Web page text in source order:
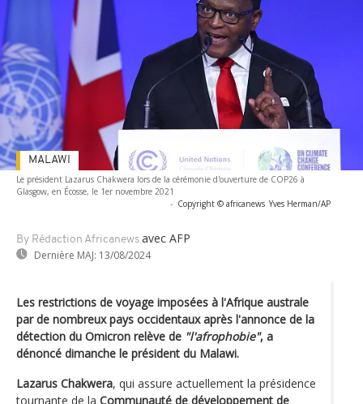
Le président Lazarus Chakwera lors de la cérémonie d'ouverture de COP26 à
Glasgow, en Écosse, le 1er novembre 2021
- Copyright © africanews Yves Herman/AP
By Rédaction Africanews avec AFP
Dernière MAJ: 13/08/2024
MALAWI
Les restrictions de voyage imposées à l'Afrique australe
par de nombreux pays occidentaux après l'annonce de la
détection du Omicron relève de "l'afrophobie", a
dénoncé dimanche le président du Malawi.
Lazarus Chakwera, qui assure actuellement la présidence
tournante de la Communauté de développement de